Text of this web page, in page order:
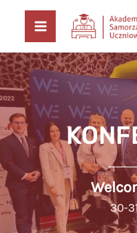
Przejdź
treści
MAIN
MENU
30-